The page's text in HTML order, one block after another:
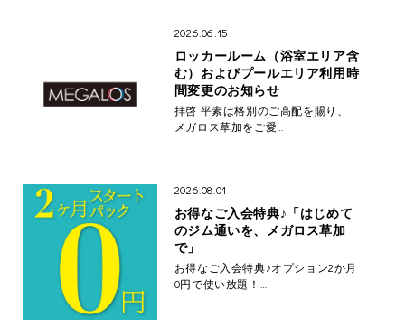
2026.06.15
ロッカールーム（浴室エリア含
む）およびプールエリア利用時
間変更のお知らせ
拝啓 平素は格別のご高配を賜り、
メガロス草加をご愛…
2026.08.01
お得なご入会特典♪「はじめて
のジム通いを、メガロス草加
で」
お得なご入会特典♪オプション2か月
0円で使い放題！…